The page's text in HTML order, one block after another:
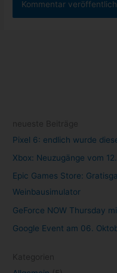
Pixel 6: endlich wurde
Xbox: Neuzugänge vom
Epic Games Store:
Weinbausimulator
GeForce NOW Thursday
Google Event am 06.